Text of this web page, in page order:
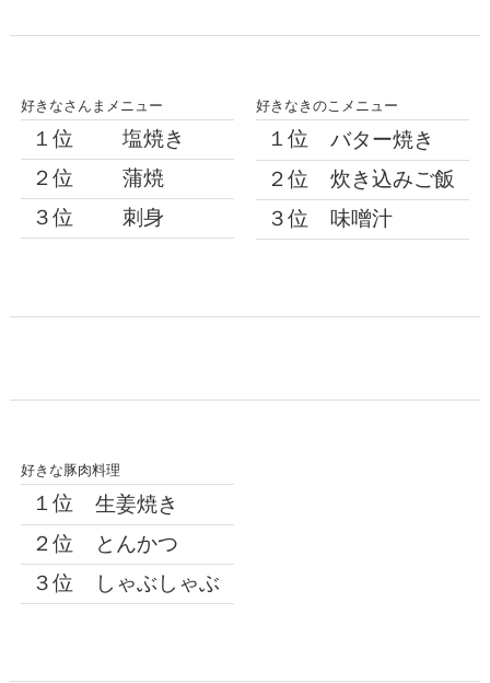
好きなさんまメニュー
１位
塩焼き
２位
蒲焼
３位
刺身
好きなきのこメニュー
１位
バター焼き
２位
炊き込みご飯
３位
味噌汁
好きな豚肉料理
１位
生姜焼き
２位
とんかつ
３位
しゃぶしゃぶ